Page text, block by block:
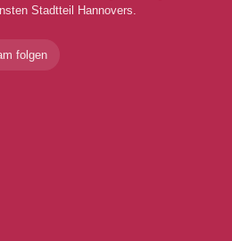
Stadtteil Hannovers.
folgen